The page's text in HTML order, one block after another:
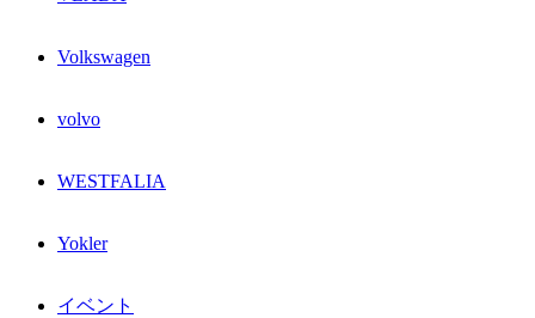
Volkswagen
volvo
WESTFALIA
Yokler
イベント